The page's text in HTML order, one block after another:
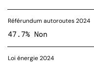
Référundum autoroutes 2024
47.7% Non
Loi énergie 2024